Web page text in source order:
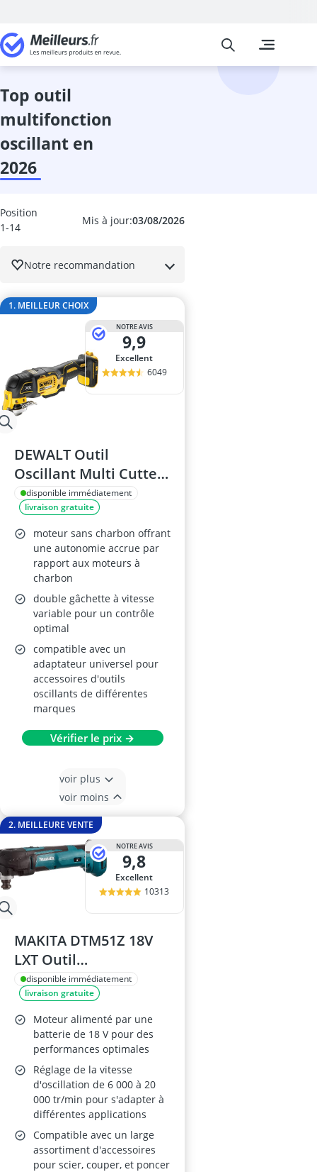
Bricolage
abrasif
Meilleurs
top outil
multifonction
oscillant en
2026
Mis à jour:03/08/2026
Position
1-14
Notre recommandation
1. MEILLEUR CHOIX
NOTRE AVIS
9,9
Excellent
6049
DEWALT Outil
Oscillant Multi Cutter
18V DCS355N-XJ
disponible immédiatement
livraison gratuite
moteur sans charbon offrant
une autonomie accrue par
rapport aux moteurs à
charbon
double gâchette à vitesse
variable pour un contrôle
optimal
compatible avec un
adaptateur universel pour
accessoires d'outils
oscillants de différentes
marques
Vérifier le prix →
voir plus
voir moins
2. MEILLEURE VENTE
NOTRE AVIS
9,8
Excellent
10313
MAKITA DTM51Z 18V
LXT Outil
Multifonctions
Oscillant
disponible immédiatement
livraison gratuite
Moteur alimenté par une
batterie de 18 V pour des
performances optimales
Réglage de la vitesse
d'oscillation de 6 000 à 20
000 tr/min pour s'adapter à
différentes applications
Compatible avec un large
assortiment d'accessoires
pour scier, couper, et poncer